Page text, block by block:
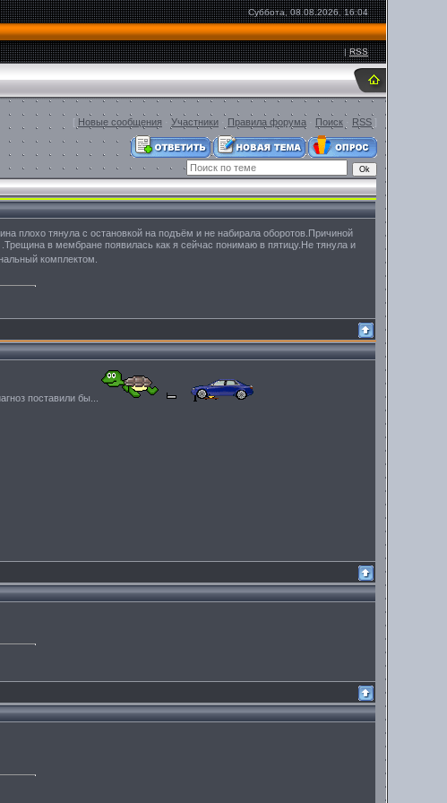
Суббота, 08.08.2026, 16:04
|RSS
[ Новые сообщения Участники Правила форума Поиск RSS ]
плохо тянула с остановкой на подъём и не набирала оборотов.Причиной
.Трещина в мембране появилась как я сейчас понимаю в пятицу.Не тянула и
комплектом.
поставили бы...